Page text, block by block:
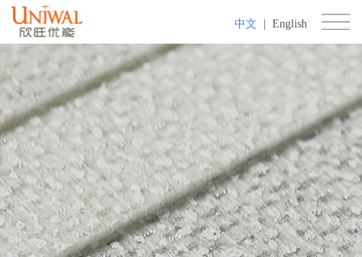
中文 English